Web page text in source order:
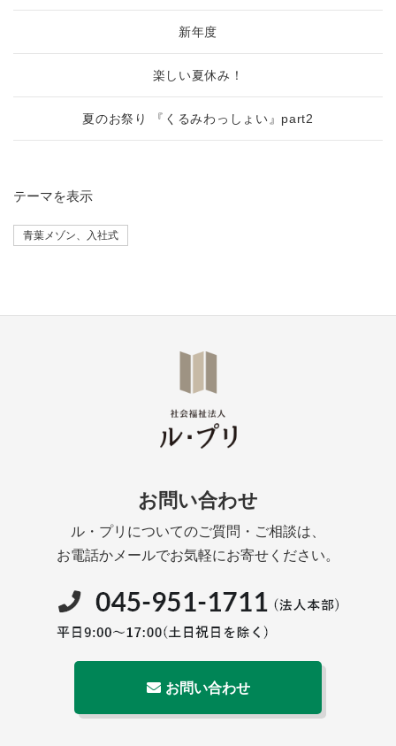
新年度
楽しい夏休み！
夏のお祭り 『くるみわっしょい』part2
テーマを表示
青葉メゾン、入社式
お問い合わせ
ル・プリについてのご質問・ご相談は、
お電話かメールでお気軽にお寄せください。
お問い合わせ